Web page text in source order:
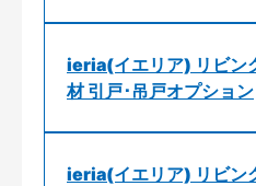
ieria(イエリア) リビン
材 引戸･吊戸オプション
ieria(イエリア) リビン